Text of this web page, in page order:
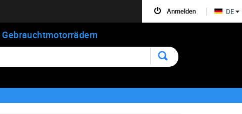
Gebrauchtmotorrädern
Anmelden DE